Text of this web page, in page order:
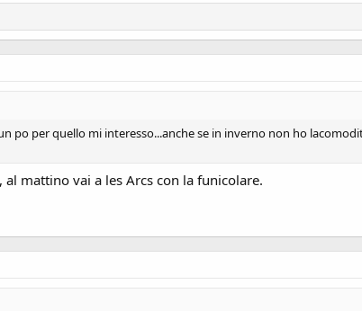
per quello mi interesso...anche se in inverno non ho
mattino vai a les Arcs con la funicolare.